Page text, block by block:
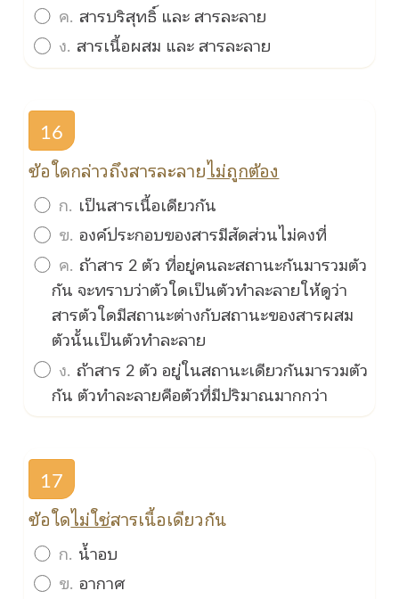
ค. สารบริสุทธิ์ และ สารละลาย
ง. สารเนื้อผสม และ สารละลาย
16
ข้อใดกล่าวถึงสารละลายไม่ถูกต้อง
ก. เป็นสารเนื้อเดียวกัน
ข. องค์ประกอบของสารมีสัดส่วนไม่คงที่
ค. ถ้าสาร 2 ตัว ที่อยู่คนละสถานะกันมารวมตัว
กัน จะทราบว่าตัวใดเป็นตัวทำละลายให้ดูว่า
สารตัวใดมีสถานะต่างกับสถานะของสารผสม
ตัวนั้นเป็นตัวทำละลาย
ง. ถ้าสาร 2 ตัว อยู่ในสถานะเดียวกันมารวมตัว
กัน ตัวทำละลายคือตัวที่มีปริมาณมากกว่า
17
ข้อใดไม่ใช่สารเนื้อเดียวกัน
ก. น้ำอบ
ข. อากาศ